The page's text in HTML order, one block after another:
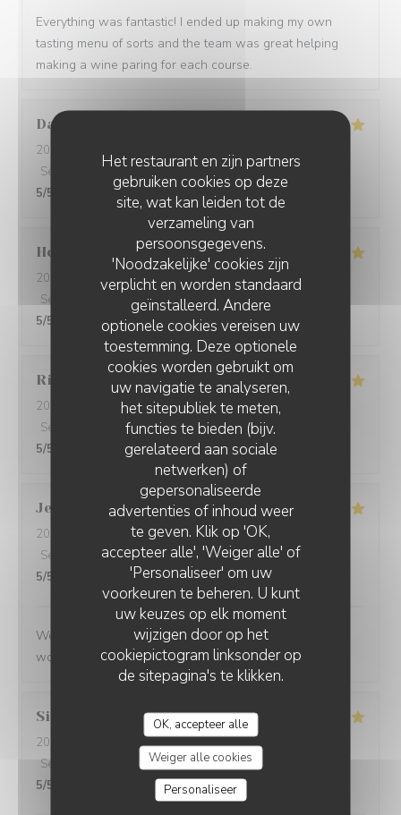
Het restaurant en zijn partners
gebruiken cookies op deze
site, wat kan leiden tot de
verzameling van
persoonsgegevens.
'Noodzakelijke' cookies zijn
verplicht en worden standaard
geïnstalleerd. Andere
optionele cookies vereisen uw
toestemming. Deze optionele
cookies worden gebruikt om
uw navigatie te analyseren,
het sitepubliek te meten,
functies te bieden (bijv.
gerelateerd aan sociale
netwerken) of
gepersonaliseerde
advertenties of inhoud weer
te geven. Klik op 'OK,
accepteer alle', 'Weiger alle' of
'Personaliseer' om uw
voorkeuren te beheren. U kunt
uw keuzes op elk moment
wijzigen door op het
cookiepictogram linksonder op
de sitepagina's te klikken.
OK, accepteer alle
Weiger alle cookies
Personaliseer
Everything was fantastic! I ended up making my own
tasting menu of sorts and the team was great helping
making a wine paring for each course.
David
2026-05-28
Service
/5 Atmosfeer:5/5 Keuken: 5/5 Kwaliteit / Prijs
5/5
Ho Fung
2026-05-24 - 19:30 - Gasten 2
Service
Atmosfeer:5/5 Keuken : 5/5 Kwaliteit / Prijs
5/5
Riccardo
2026-05-25
- 21:45 - Gasten 2
Service
Atmosfeer: 4 /5 Keuken:5 /5 Kwaliteit / Prijs
5/5
Jenny
2026-05-25
- 21:15 - Gasten 2
Service
/5 Atmosfeer: 5/5 Keuken: 5/5 Kwaliteit / Prijs
5/5
We had a great evening at Essencial. The staff was
wonderful and the food was excellent!
Simon
2026-05-25
- 21:45 - Gasten 1
Service
Atmosfeer: 5/5 Keuken: 5/5
5/5